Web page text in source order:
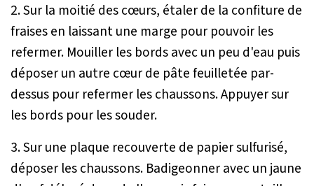
2. Sur la moitié des cœurs, étaler de la confiture de
fraises en laissant une marge pour pouvoir les
refermer. Mouiller les bords avec un peu d'eau puis
déposer un autre cœur de pâte feuilletée par-
dessus pour refermer les chaussons. Appuyer sur
les bords pour les souder.
3. Sur une plaque recouverte de papier sulfurisé,
déposer les chaussons. Badigeonner avec un jaune